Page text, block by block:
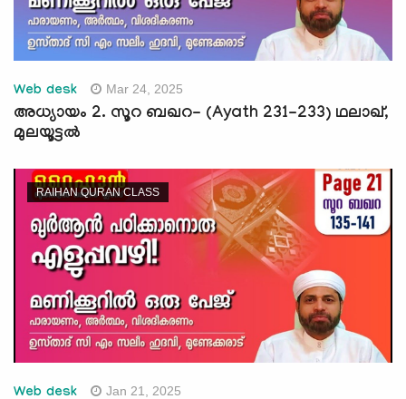
Web desk Mar 24, 2025
അധ്യായം 2. സൂറ ബഖറ- (Ayath 231-233) ഥലാഖ്,
മുലയൂട്ടല്‍
RAIHAN QURAN CLASS
Web desk Jan 21, 2025